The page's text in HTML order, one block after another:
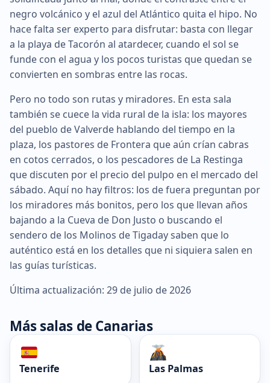
negro volcánico y el azul del Atlántico quita el hipo. No
hace falta ser experto para disfrutar: basta con llegar
a la playa de Tacorón al atardecer, cuando el sol se
funde con el agua y los pocos turistas que quedan se
convierten en sombras entre las rocas.
Pero no todo son rutas y miradores. En esta sala
también se cuece la vida rural de la isla: los mayores
del pueblo de Valverde hablando del tiempo en la
plaza, los pastores de Frontera que aún crían cabras
en cotos cerrados, o los pescadores de La Restinga
que discuten por el precio del pulpo en el mercado del
sábado. Aquí no hay filtros: los de fuera preguntan por
los miradores más bonitos, pero los que llevan años
bajando a la Cueva de Don Justo o buscando el
sendero de los Molinos de Tigaday saben que lo
auténtico está en los detalles que ni siquiera salen en
las guías turísticas.
Última actualización: 29 de julio de 2026
Más salas de Canarias
Tenerife Las Palmas